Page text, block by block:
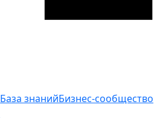
База знанийБизнес-сообщество